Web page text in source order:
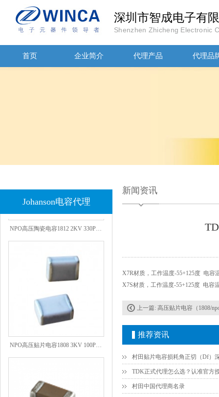
深圳市智成电子有
Shenzhen Zhicheng Electronic
首页 企业简介 代理产品 代理品
Johanson电容代理
新闻资讯
X7R材质，工作温度-55+125度 电容
X7S材质，工作温度-55+125度 电容
上一篇: 高压贴片电容（1808/npo/
推荐资讯
村田中国代理商名录